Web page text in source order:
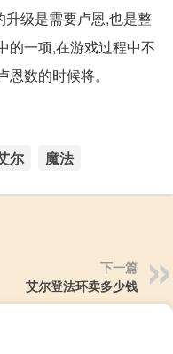
级是需要卢恩,也是整
的一项,在游戏过程中不
数的时候将。
尔 魔法
下一篇
艾尔登法环卖多少钱